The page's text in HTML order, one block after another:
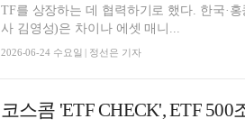
TF를 상장하는 데 협력하기로 했다. 한국·
사 김영성)은 차이나 에셋 매니...
2026-06-24 수요일 | 정선은 기자
코스콤 'ETF CHECK', ETF